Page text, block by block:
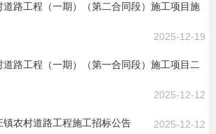
道路工程（一期）（第二合同段）施工项目施
2025-12-19
路工程（一期）（第一合同段）施工项目二
2025-12-12
镇农村道路工程施工招标公告 2025-12-12